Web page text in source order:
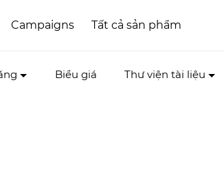
Campaigns Tất cả sản phẩm
Biểu giá Thư viện tài liệu